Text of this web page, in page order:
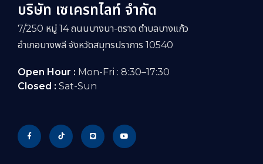
บริษัท เซเครทไลท์ จำกัด
7/250 หมู่ 14 ถนนบางนา-ตราด ตำบลบางแก้ว
อำเภอบางพลี จังหวัดสมุทรปราการ 10540
Open Hour : Mon-Fri : 8:30–17:30
Closed : Sat-Sun